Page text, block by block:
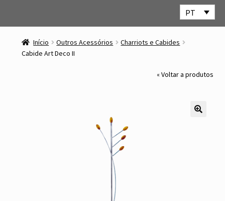
PT
navegação
conteúdo
Início Outros Acessórios
Charriots e Cabides
Cabide Art Deco II
« Voltar a produtos